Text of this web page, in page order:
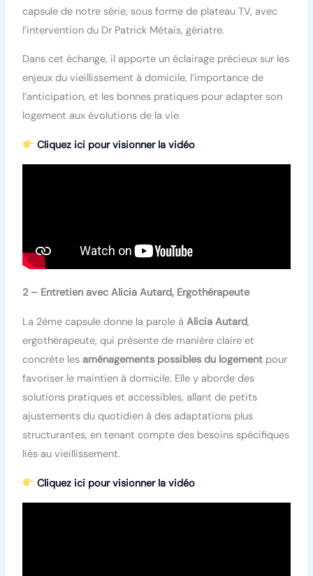
capsule de notre série, sous forme de plateau TV, avec
l’intervention du Dr Patrick Métais, gériatre.
Dans cet échange, il apporte un éclairage précieux sur les
enjeux du vieillissement à domicile, l’importance de
l’anticipation, et les bonnes pratiques pour adapter son
logement aux évolutions de la vie.
Cliquez ici pour visionner la vidéo
2 – Entretien avec Alicia Autard, Ergothérapeute
La 2ème capsule donne la parole àAlicia Autard,
ergothérapeute, qui présente de manière claire et
concrète lesaménagements possibles du logement pour
favoriser le maintien à domicile. Elle y aborde des
solutions pratiques et accessibles, allant de petits
ajustements du quotidien à des adaptations plus
structurantes, en tenant compte des besoins spécifiques
liés au vieillissement.
Cliquez ici pour visionner la vidéo